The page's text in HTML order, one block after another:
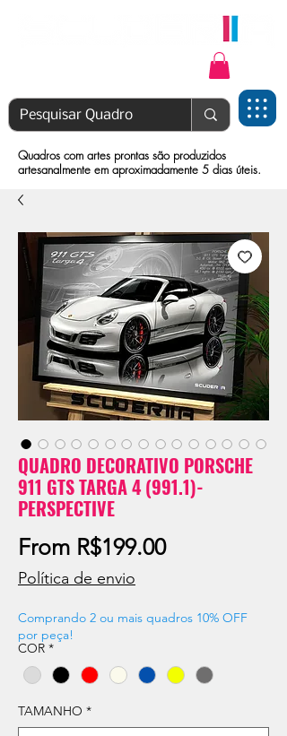
Quadros com artes prontas são produzidos
artesanalmente em aproximadamente 5 dias úteis.
QUADRO DECORATIVO PORSCHE
911 GTS TARGA 4 (991.1)-
PERSPECTIVE
From R$199.00Sale
Política de envio
Comprando 2 ou mais quadros 10% OFF
por peça!
COR *
TAMANHO *